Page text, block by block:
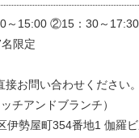
～15:00 ②15：30～17:30
限定
お問い合わせください。
チアンドブランチ）
勢屋町354番地1 伽羅ビ